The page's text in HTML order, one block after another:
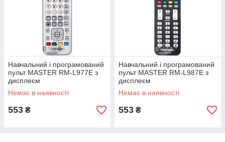
Навчальний і програмований
пульт MASTER RM-L977E з
дисплеєм
Немає в наявності
553 ₴
Навчальний і програмований
пульт MASTER RM-L987E з
дисплеєм
Немає в наявності
553 ₴